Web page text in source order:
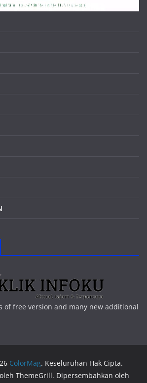
of free version and many new additional
ColorMag. Keseluruhan Hak Cipta.
oleh ThemeGrill. Dipersembahkan oleh